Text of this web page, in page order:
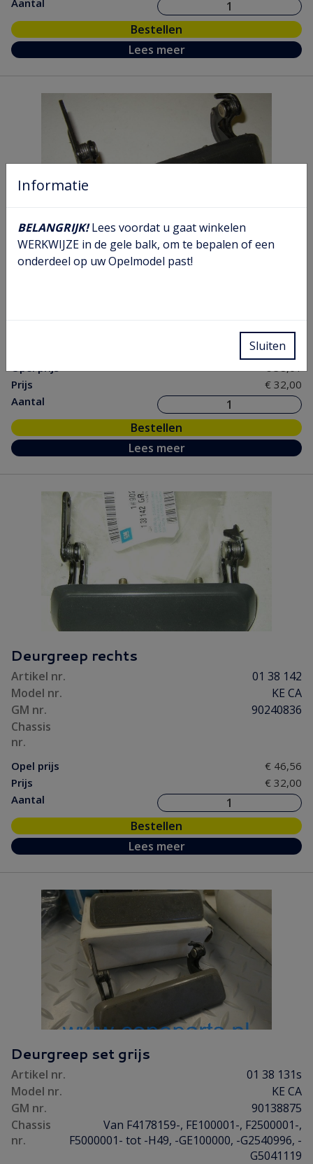
Aantal
Bestellen
Lees meer
Deurgreep rechts
Opel prijs
€ 38,01
Prijs
€ 32,00
Aantal
Bestellen
Lees meer
Deurgreep rechts
Artikel nr.
01 38 142
Model nr.
KE CA
GM nr.
90240836
Chassis
nr.
Opel prijs
€ 46,56
Prijs
€ 32,00
Aantal
Bestellen
Lees meer
Deurgreep set grijs
Artikel nr.
01 38 131s
Model nr.
KE CA
GM nr.
90138875
Chassis
nr.
Van F4178159-, FE100001-, F2500001-,
F5000001- tot -H49, -GE100000, -G2540996, -
G5041119
Informatie
BELANGRIJK!Lees voordat u gaat winkelen
WERKWIJZE in de gele balk, om te bepalen of een
onderdeel op uw Opelmodel past!
Sluiten